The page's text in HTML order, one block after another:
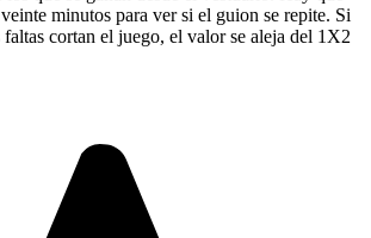
minutos para ver si el guion se repite. Si
cortan el juego, el valor se aleja del 1X2